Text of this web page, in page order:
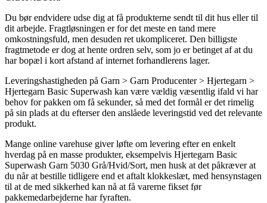
Du bør endvidere udse dig at få produkterne sendt til dit hus eller til
dit arbejde. Fragtløsningen er for det meste en tand mere
omkostningsfuld, men desuden ret ukompliceret. Den billigste
fragtmetode er dog at hente ordren selv, som jo er betinget af at du
har bopæl i kort afstand af internet forhandlerens lager.
Leveringshastigheden på Garn > Garn Producenter > Hjertegarn >
Hjertegarn Basic Superwash kan være vældig væsentlig ifald vi har
behov for pakken om få sekunder, så med det formål er det rimelig
på sin plads at du efterser den anslåede leveringstid ved det relevante
produkt.
Mange online varehuse giver løfte om levering efter en enkelt
hverdag på en masse produkter, eksempelvis Hjertegarn Basic
Superwash Garn 5030 Grå/Hvid/Sort, men husk at det påkræver at
du når at bestille tidligere end et aftalt klokkeslæt, med hensynstagen
til at de med sikkerhed kan nå at få varerne fikset før
pakkemedarbejderne har fyraften.